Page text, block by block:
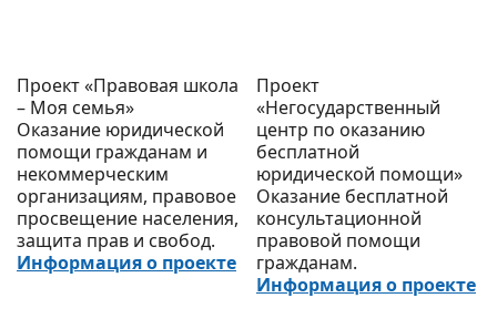
Проект «Правовая школа
– Моя семья»
Оказание юридической
помощи гражданам и
некоммерческим
организациям, правовое
просвещение населения,
защита прав и свобод.
Информация о проекте
Проект
«Негосударственный
центр по оказанию
бесплатной
юридической помощи»
Оказание бесплатной
консультационной
правовой помощи
гражданам.
Информация о проекте